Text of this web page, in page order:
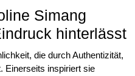
Simang
hinterlässt
die durch Authentizität,
Einerseits inspiriert sie